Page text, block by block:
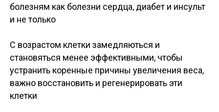
болезням как болезни сердца, диабет и инсульт
и не только
С возрастом клетки замедляються и
становяться менее эффективными, чтобы
устранить коренные причины увеличения веса,
важно восстановить и регенерировать эти
клетки